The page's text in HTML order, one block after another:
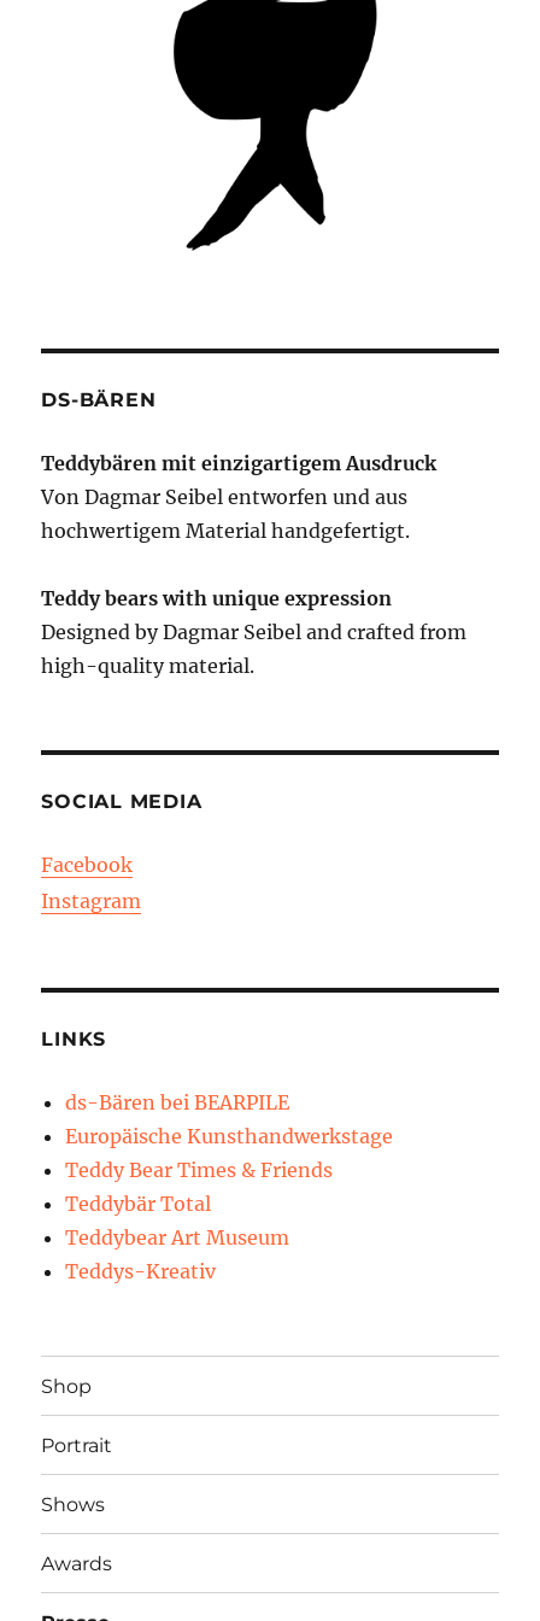
DS-BÄREN
Teddybären mit einzigartigem Ausdruck
Von Dagmar Seibel entworfen und aus
hochwertigem Material handgefertigt.
Teddy bears with unique expression
Designed by Dagmar Seibel and crafted from
high-quality material.
SOCIAL MEDIA
Facebook
Instagram
LINKS
ds-Bären bei BEARPILE
Europäische Kunsthandwerkstage
Teddy Bear Times & Friends
Teddybär Total
Teddybear Art Museum
Teddys-Kreativ
Shop
Portrait
Shows
Awards